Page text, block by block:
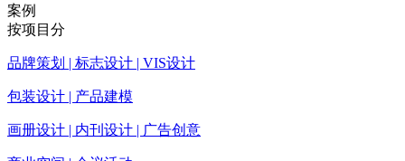
案例
按项目分
品牌策划 | 标志设计 | VIS设计
包装设计 | 产品建模
画册设计 | 内刊设计 | 广告创意